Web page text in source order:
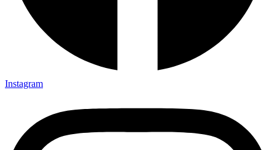
Instagram